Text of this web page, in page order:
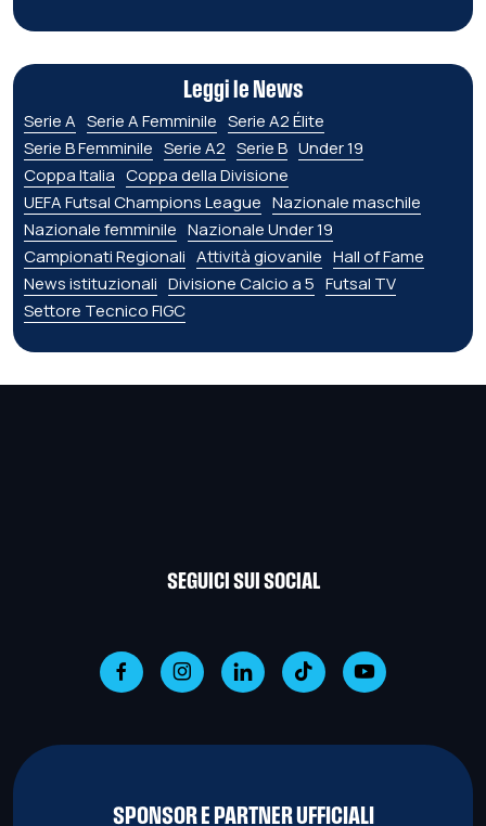
Leggi le News
Serie A Serie A Femminile Serie A2 Élite
Serie B Femminile Serie A2 Serie B Under 19
Coppa Italia Coppa della Divisione
UEFA Futsal Champions League Nazionale maschile
Nazionale femminile Nazionale Under 19
Campionati Regionali Attività giovanile Hall of Fame
News istituzionali Divisione Calcio a 5 Futsal TV
Settore Tecnico FIGC
SEGUICI SUI SOCIAL
SPONSOR E PARTNER UFFICIALI